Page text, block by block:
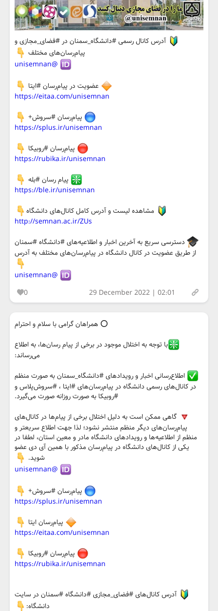
آدرس کانال رسمی #دانشگاه_سمنان در #فضای_مجازی و
پیام‌رسان‌های مختلف
@unisemnan
عضویت در پيام‌رسان #ایتا
https://eitaa.com/unisemnan
پیام‌رسان #سروش+
https://splus.ir/unisemnan
پيام‌رسان #روبیکا
https://rubika.ir/unisemnan
پيام رسان #بله
https://ble.ir/unisemnan
مشاهده لیست و آدرس کامل کانال‌های دانشگاه
http://semnan.ac.ir/ZUs
دسترسی سریع به آخرین اخبار و اطلاعیه‌های #دانشگاه #سمنان
از طریق عضویت در کانال دانشگاه در پیام‌رسان‌های مختلف به آدرس
@unisemnan
0
29 December 2022 | 02:01
⭕️ همراهان گرامی با سلام و احترام
با توجه به اختلال موجود در برخی از پیام رسان‌ها، به اطلاع
می‌رساند:
اطلاع‌رسانی اخبار و رویدادهای #دانشگاه_سمنان به صورت منظم
در کانال‌های رسمی دانشگاه در پیام‌رسان‌های #ایتا ، #سروش‌پلاس و
#روبیکا به صورت روزانه صورت می‌گیرد.
گاهی ممکن است به دلیل اختلال برخی از پیام‌ها در کانال‌های
پیام‌رسان‌های دیگر منظم منتشر نشود؛ لذا جهت اطلاع سریعتر و
منظم از اطلاعیه‌ها و رویدادهای دانشگاه مادر و معین استان، لطفا در
یکی از کانال‌های دانشگاه در پیام‌رسان مذکور با همین آی دی عضو
شوید.
@unisemnan
پیام‌رسان #سروش+
https://splus.ir/unisemnan
پيام‌رسان ایتا
https://eitaa.com/unisemnan
پيام‌رسان #روبیکا
https://rubika.ir/unisemnan
آدرس کانال‌های #فضای_مجازی #دانشگاه #سمنان در سایت
دانشگاه: